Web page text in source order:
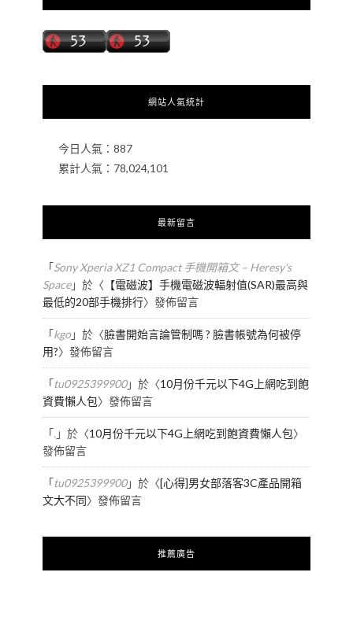
網站人氣統計
今日人氣： 887
累計人氣： 78,024,101
最新留言
「Sony Xperia XZ1 Compact 手機開箱文 – Heresy's
Space」於〈 【電磁波】手機電磁波輻射值(SAR)最高與
最低的20部手機排行〉發佈留言
「kgo」於〈臉書開始言論管制嗎 ? 臉書帳號為何被停
用?〉發佈留言
「tu0925399900」於〈10月份千元以下4G上網吃到飽
資費懶人包〉發佈留言
「.」於〈10月份千元以下4G上網吃到飽資費懶人包〉
發佈留言
「tu0925399900」於〈[心得]男女部落客3C產品開箱
文大不同〉發佈留言
推薦廣告